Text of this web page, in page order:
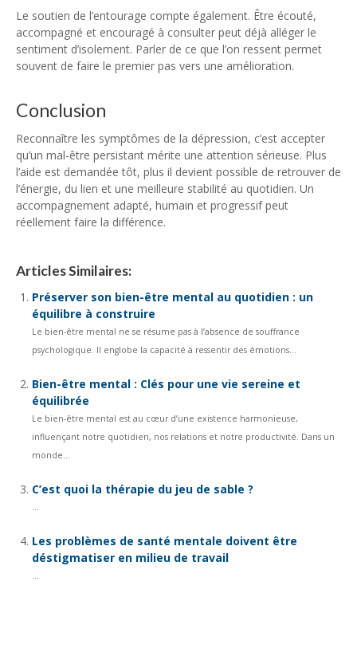
Le soutien de l’entourage compte également. Être écouté,
accompagné et encouragé à consulter peut déjà alléger le
sentiment d’isolement. Parler de ce que l’on ressent permet
souvent de faire le premier pas vers une amélioration.
Conclusion
Reconnaître les symptômes de la dépression, c’est accepter
qu’un mal-être persistant mérite une attention sérieuse. Plus
l’aide est demandée tôt, plus il devient possible de retrouver de
l’énergie, du lien et une meilleure stabilité au quotidien. Un
accompagnement adapté, humain et progressif peut
réellement faire la différence.
Articles Similaires:
Préserver son bien-être mental au quotidien : un
équilibre à construire
Le bien-être mental ne se résume pas à l’absence de souffrance
psychologique. Il englobe la capacité à ressentir des émotions...
Bien-être mental : Clés pour une vie sereine et
équilibrée
Le bien-être mental est au cœur d’une existence harmonieuse,
influençant notre quotidien, nos relations et notre productivité. Dans un
monde...
C’est quoi la thérapie du jeu de sable ?
...
Les problèmes de santé mentale doivent être
déstigmatiser en milieu de travail
...